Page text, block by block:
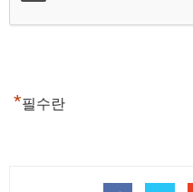
*필수란